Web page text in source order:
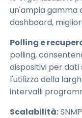
un'ampia gamma
dashboard,
Polling e
polling,
dispositivi per dati
l'utilizzo della
intervalli
Scalabilità: